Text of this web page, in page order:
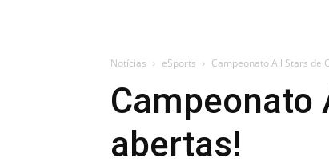
Notícias eSports Campeonato All Stars de
Campeonato
abertas!